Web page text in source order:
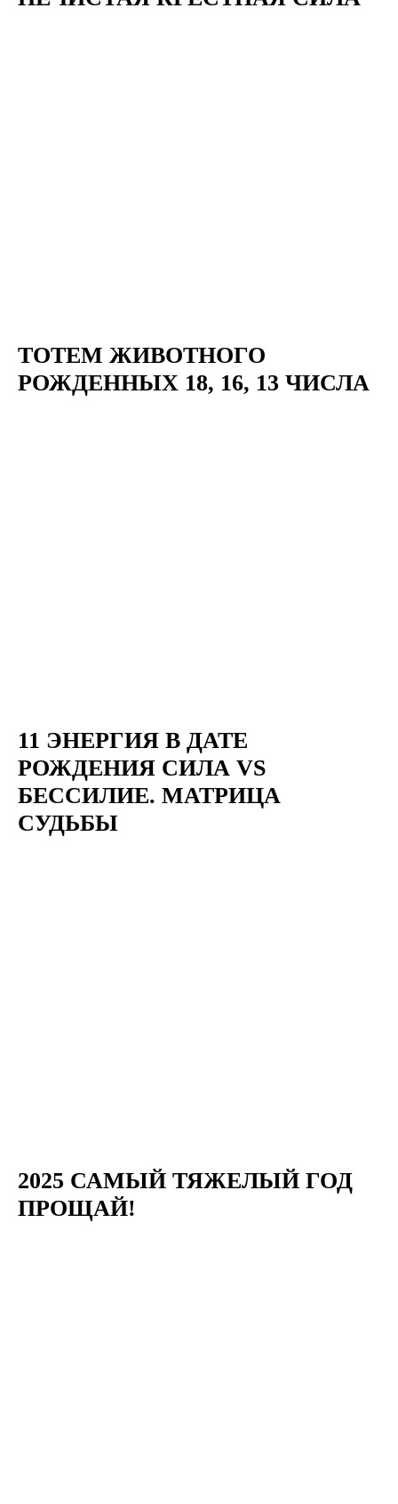
ТОТЕМ ЖИВОТНОГО
РОЖДЕННЫХ 18, 16, 13 ЧИСЛА
11 ЭНЕРГИЯ В ДАТЕ
РОЖДЕНИЯ СИЛА VS
БЕССИЛИЕ. МАТРИЦА
СУДЬБЫ
2025 САМЫЙ ТЯЖЕЛЫЙ ГОД
ПРОЩАЙ!